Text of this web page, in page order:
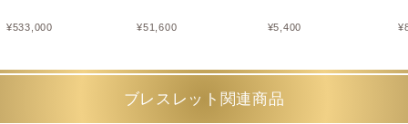
¥533,000 ¥51,600 ¥5,400 ¥
ブレスレット関連商品